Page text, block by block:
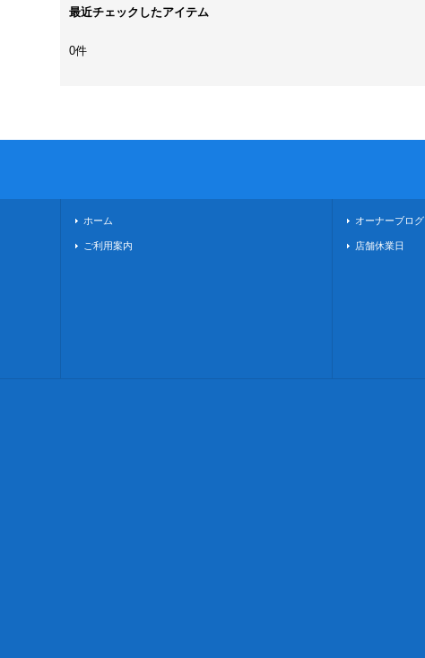
最近チェックしたアイテム
0件
ホーム
ご利用案内
オーナーブログ
店舗休業日